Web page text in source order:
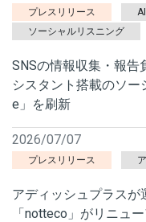
プレスリリース
ソーシャルリスニング
SNSの情報収集・報告
シスタント搭載のソ
e」を刷新
2026/07/07
プレスリリース
アディッシュプラスが
「notteco」がリニュ